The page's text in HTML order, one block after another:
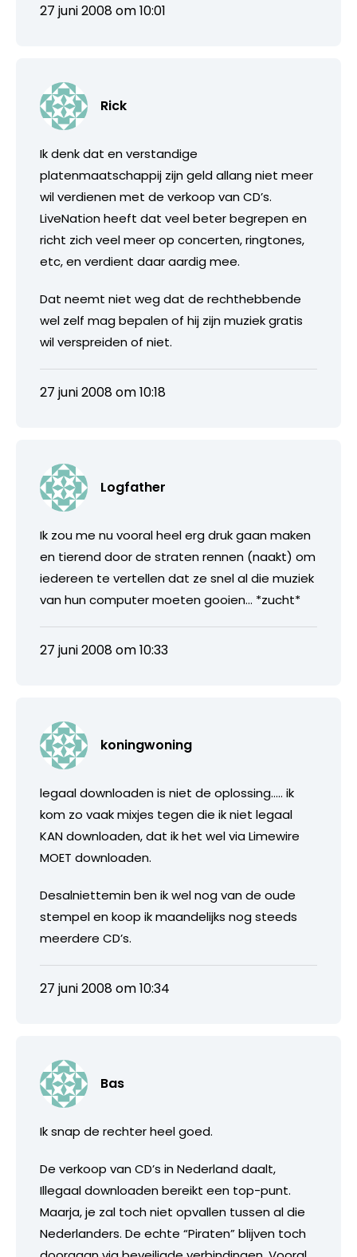
27 juni 2008 om 10:01
Rick
Ik denk dat en verstandige
platenmaatschappij zijn geld allang niet meer
wil verdienen met de verkoop van CD’s.
LiveNation heeft dat veel beter begrepen en
richt zich veel meer op concerten, ringtones,
etc, en verdient daar aardig mee.
Dat neemt niet weg dat de rechthebbende
wel zelf mag bepalen of hij zijn muziek gratis
wil verspreiden of niet.
27 juni 2008 om 10:18
Logfather
Ik zou me nu vooral heel erg druk gaan maken
en tierend door de straten rennen (naakt) om
iedereen te vertellen dat ze snel al die muziek
van hun computer moeten gooien… *zucht*
27 juni 2008 om 10:33
koningwoning
legaal downloaden is niet de oplossing….. ik
kom zo vaak mixjes tegen die ik niet legaal
KAN downloaden, dat ik het wel via Limewire
MOET downloaden.
Desalniettemin ben ik wel nog van de oude
stempel en koop ik maandelijks nog steeds
meerdere CD’s.
27 juni 2008 om 10:34
Bas
Ik snap de rechter heel goed.
De verkoop van CD’s in Nederland daalt,
Illegaal downloaden bereikt een top-punt.
Maarja, je zal toch niet opvallen tussen al die
Nederlanders. De echte “Piraten” blijven toch